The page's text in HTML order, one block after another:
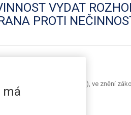
VYDAT
PROTI
řádu (stavební zákon), ve znění
má